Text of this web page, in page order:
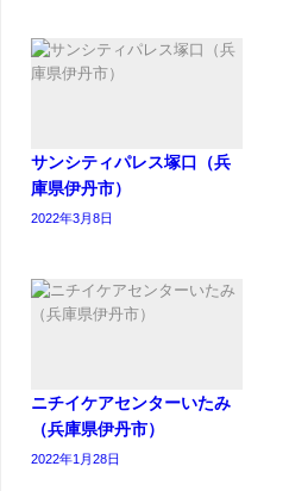
サンシティパレス塚口（兵
庫県伊丹市）
2022年3月8日
ニチイケアセンターいたみ
（兵庫県伊丹市）
2022年1月28日